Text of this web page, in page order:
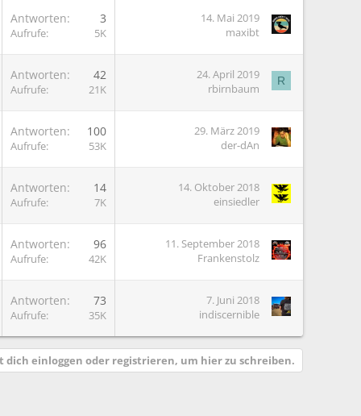
Antworten 3
Aufrufe 5K
14. Mai 2019
maxibt
Antworten 42
Aufrufe 21K
24. April 2019
rbirnbaum
R
Antworten 100
Aufrufe 53K
29. März 2019
der-dAn
Antworten 14
Aufrufe 7K
14. Oktober 2018
einsiedler
Antworten 96
Aufrufe 42K
11. September 2018
Frankenstolz
Antworten 73
Aufrufe 35K
7. Juni 2018
indiscernible
dich einloggen oder registrieren, um hier zu schreiben.